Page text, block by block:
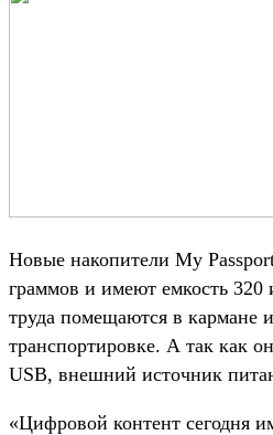
Новые накопители My
граммов и имеют емкость
труда помещаются в кармане
транспортировке. А так как
USB, внешний источник
«Цифровой контент сегодня